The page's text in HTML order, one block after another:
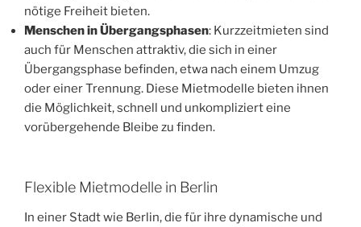
nötige Freiheit bieten.
Menschen in Übergangsphasen: Kurzzeitmieten sind
auch für Menschen attraktiv, die sich in einer
Übergangsphase befinden, etwa nach einem Umzug
oder einer Trennung. Diese Mietmodelle bieten ihnen
die Möglichkeit, schnell und unkompliziert eine
vorübergehende Bleibe zu finden.
Flexible Mietmodelle in Berlin
In einer Stadt wie Berlin, die für ihre dynamische und